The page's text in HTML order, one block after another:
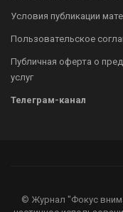
Условия публикации
Пользовательское
Публичная оферта о
услуг
Телеграм-канал
© Журнал "Фокус